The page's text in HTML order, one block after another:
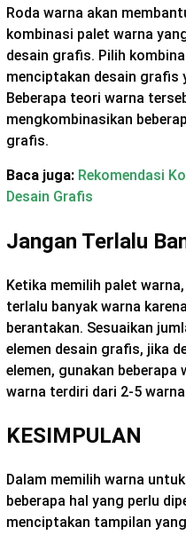
Roda warna akan
kombinasi palet warna
desain grafis. Pilih
menciptakan desain grafis
Beberapa teori warna
mengkombinasikan
grafis.
Baca juga: Rekomendasi
Desain Grafis
Jangan Terlalu
Ketika memilih palet
terlalu banyak warna
berantakan. Sesuaikan
elemen desain grafis, jika
elemen, gunakan
warna terdiri dari 2-5
KESIMPULAN
Dalam memilih warna
beberapa hal yang perlu
menciptakan tampilan